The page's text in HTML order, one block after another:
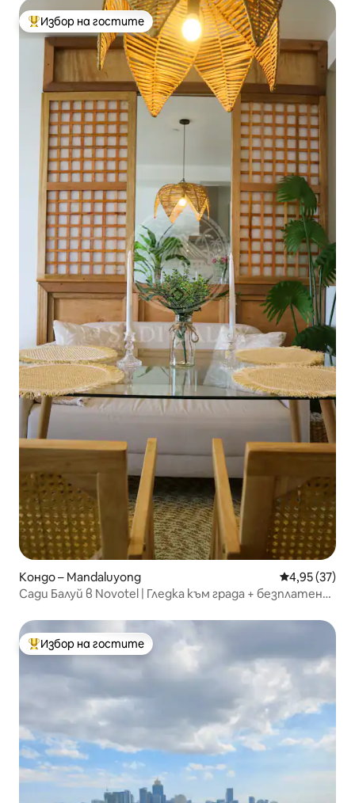
Най-популярен избор на гостите
Избор на гостите
Кондо – Mandaluyong Средна
4,95 (37)
Сади Балуй в Novotel | Гледка към града + безплатен
Най-популярен избор на гостите
Избор на гостите